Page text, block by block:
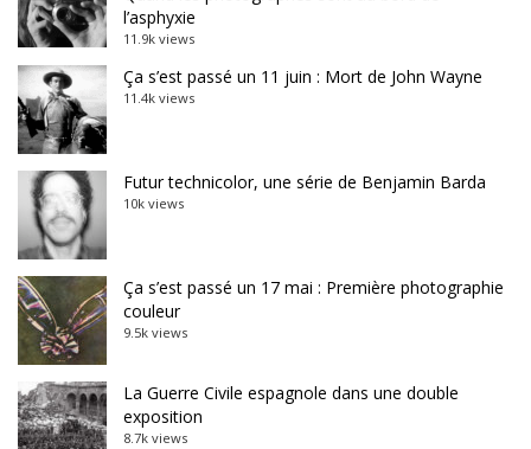
l’asphyxie
11.9k views
Ça s’est passé un 11 juin : Mort de John Wayne
11.4k views
Futur technicolor, une série de Benjamin Barda
10k views
Ça s’est passé un 17 mai : Première photographie
couleur
9.5k views
La Guerre Civile espagnole dans une double
exposition
8.7k views